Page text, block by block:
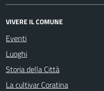
VIVERE IL COMUNE
Eventi
Luoghi
Storia della Città
La cultivar Coratina